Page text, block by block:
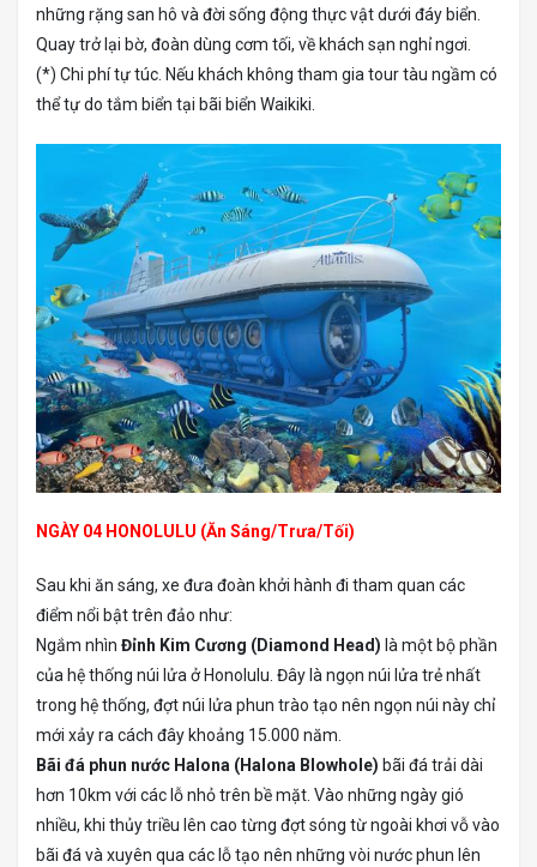
những rặng san hô và đời sống động thực vật dưới đáy biển.
Quay trở lại bờ, đoàn dùng cơm tối, về khách sạn nghỉ ngơi.
(*) Chi phí tự túc. Nếu khách không tham gia tour tàu ngầm có
thể tự do tắm biển tại bãi biển Waikiki.
NGÀY 04 HONOLULU (Ăn Sáng/Trưa/Tối)
Sau khi ăn sáng, xe đưa đoàn khởi hành đi tham quan các
điểm nổi bật trên đảo như:
Ngắm nhìn Đỉnh Kim Cương (Diamond Head) là một bộ phần
của hệ thống núi lửa ở Honolulu. Đây là ngọn núi lửa trẻ nhất
trong hệ thống, đợt núi lửa phun trào tạo nên ngọn núi này chỉ
mới xảy ra cách đây khoảng 15.000 năm.
Bãi đá phun nước Halona (Halona Blowhole) bãi đá trải dài
hơn 10km với các lỗ nhỏ trên bề mặt. Vào những ngày gió
nhiều, khi thủy triều lên cao từng đợt sóng từ ngoài khơi vỗ vào
bãi đá và xuyên qua các lỗ tạo nên những vòi nước phun lên